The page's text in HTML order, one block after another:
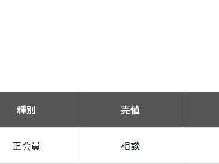
種別 売値
正会員 相談